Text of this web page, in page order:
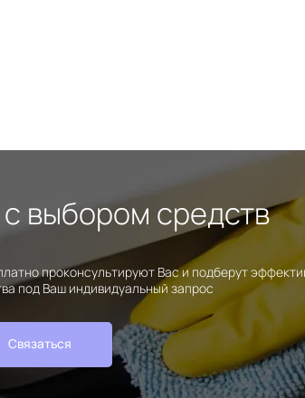
выбором средств
проконсультируют Вас и подберут
под Ваш индивидуальный запрос
Связаться